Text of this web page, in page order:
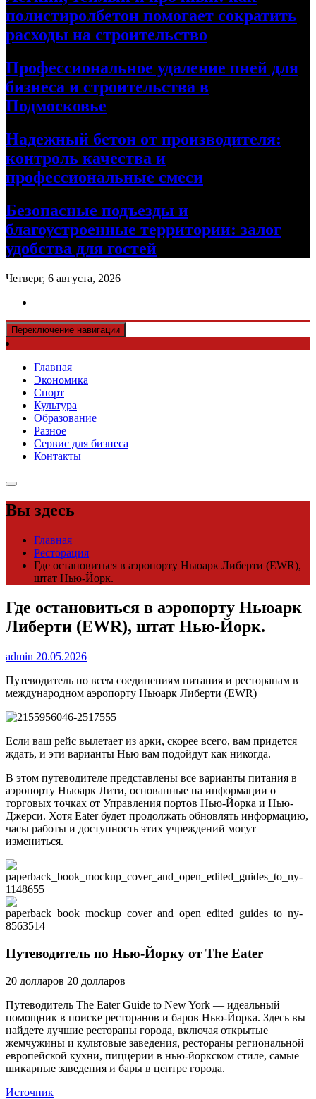
полистиролбетон помогает сократить
расходы на строительство
Профессиональное удаление пней для
бизнеса и строительства в
Подмосковье
Надежный бетон от производителя:
контроль качества и
профессиональные смеси
Безопасные подъезды и
благоустроенные территории: залог
удобства для гостей
Четверг, 6 августа, 2026
Переключение навигации
Главная
Экономика
Спорт
Культура
Образование
Разное
Сервис для бизнеса
Контакты
Вы здесь
Главная
Ресторация
Где остановиться в аэропорту Ньюарк Либерти (EWR),
штат Нью-Йорк.
Где остановиться в аэропорту Ньюарк
Либерти (EWR), штат Нью-Йорк.
admin 20.05.2026
Путеводитель по всем соединениям питания и ресторанам в
международном аэропорту Ньюарк Либерти (EWR)
Если ваш рейс вылетает из арки, скорее всего, вам придется
ждать, и эти варианты Нью вам подойдут как никогда.
В этом путеводителе представлены все варианты питания в
аэропорту Ньюарк Лити, основанные на информации о
торговых точках от Управления портов Нью-Йорка и Нью-
Джерси. Хотя Eater будет продолжать обновлять информацию,
часы работы и доступность этих учреждений могут
измениться.
Путеводитель по Нью-Йорку от The Eater
20 долларов 20 долларов
Путеводитель The Eater Guide to New York — идеальный
помощник в поиске ресторанов и баров Нью-Йорка. Здесь вы
найдете лучшие рестораны города, включая открытые
жемчужины и культовые заведения, рестораны региональной
европейской кухни, пиццерии в нью-йоркском стиле, самые
шикарные заведения и бары в центре города.
Источник